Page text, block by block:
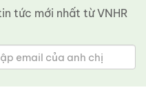
tức mới nhất từ ​​VNHR